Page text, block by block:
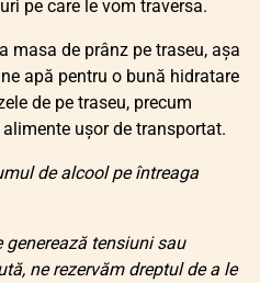
pe care le vom traversa.
masa de prânz pe traseu, așa
apă pentru o bună hidratare
de pe traseu, precum
ușor de transportat.
de alcool pe întreaga
tensiuni sau
ne rezervăm dreptul de a le